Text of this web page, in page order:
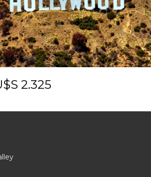
de 8 dias 7 noches Visitando los
2.325